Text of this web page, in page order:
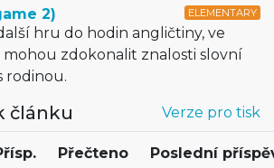
ELEMENTARY
2)
hru do hodin angličtiny, ve
zdokonalit znalosti slovní
rodinou.
Verze pro tisk
článku
Přečteno Poslední